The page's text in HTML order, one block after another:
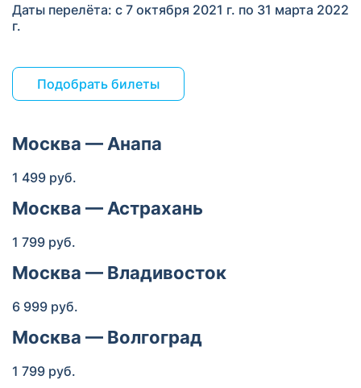
Даты перелёта: с 7 октября 2021 г. по 31 марта 2022
г.
Подобрать билеты
Москва — Анапа
1 499 руб.
Москва — Астрахань
1 799 руб.
Москва — Владивосток
6 999 руб.
Москва — Волгоград
1 799 руб.